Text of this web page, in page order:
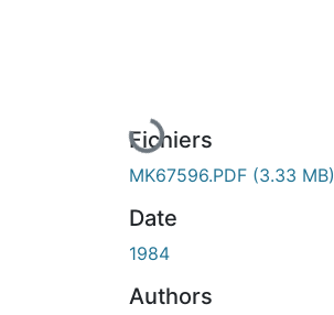
En cours de chargement...
Fichiers
MK67596.PDF (3.33 MB)
Date
1984
Authors